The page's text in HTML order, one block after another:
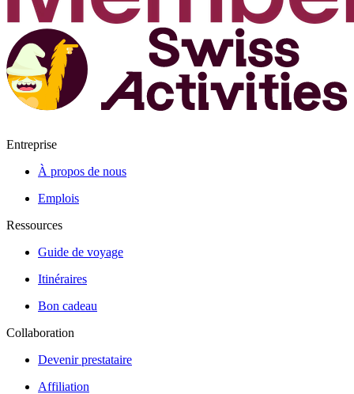
Entreprise
À propos de nous
Emplois
Ressources
Guide de voyage
Itinéraires
Bon cadeau
Collaboration
Devenir prestataire
Affiliation